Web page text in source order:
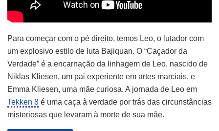
Para começar com o pé direito, temos Leo, o lutador com
um explosivo estilo de luta Bajiquan. O “Caçador da
Verdade” é a encarnação da linhagem de Leo, nascido de
Niklas Kliesen, um pai experiente em artes marciais, e
Emma Kliesen, uma mãe curiosa. A jornada de Leo em
Tekken 8 é uma caça à verdade por trás das circunstâncias
misteriosas que levaram à morte de sua mãe.